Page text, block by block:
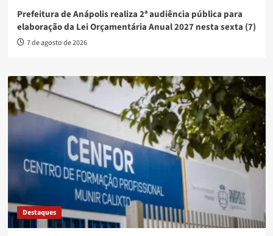
Prefeitura de Anápolis realiza 2ª audiência pública para
elaboração da Lei Orçamentária Anual 2027 nesta sexta (7)
7 de agosto de 2026
Destaques